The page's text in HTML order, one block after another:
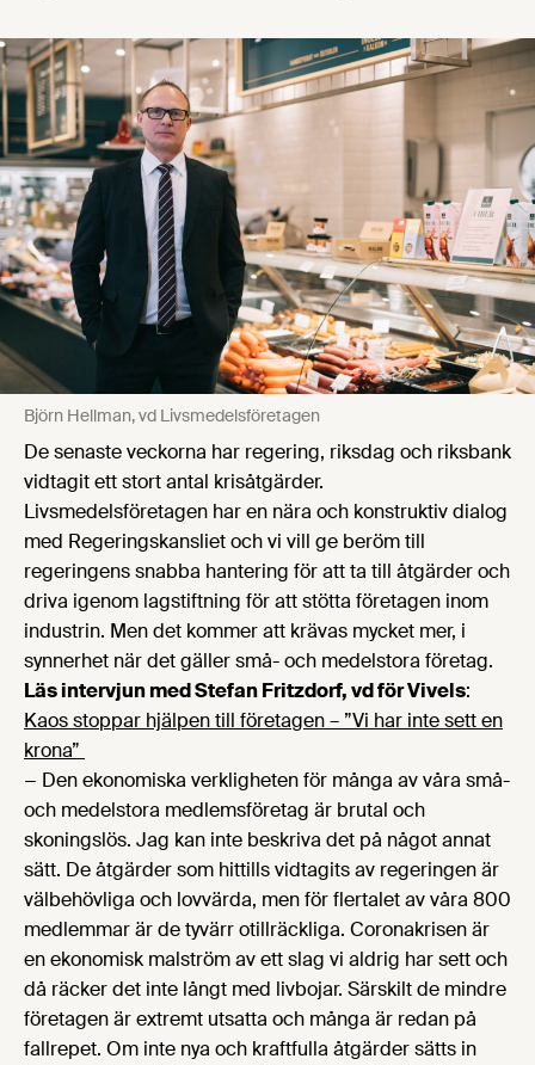
Björn Hellman, vd Livsmedelsföretagen
De senaste veckorna har regering, riksdag och riksbank
vidtagit ett stort antal krisåtgärder.
Livsmedelsföretagen har en nära och konstruktiv dialog
med Regeringskansliet och vi vill ge beröm till
regeringens snabba hantering för att ta till åtgärder och
driva igenom lagstiftning för att stötta företagen inom
industrin. Men det kommer att krävas mycket mer, i
synnerhet när det gäller små- och medelstora företag.
Läs intervjun med Stefan Fritzdorf, vd för Vivels:
Kaos stoppar hjälpen till företagen – ”Vi har inte sett en
krona”
− Den ekonomiska verkligheten för många av våra små-
och medelstora medlemsföretag är brutal och
skoningslös. Jag kan inte beskriva det på något annat
sätt. De åtgärder som hittills vidtagits av regeringen är
välbehövliga och lovvärda, men för flertalet av våra 800
medlemmar är de tyvärr otillräckliga. Coronakrisen är
en ekonomisk malström av ett slag vi aldrig har sett och
då räcker det inte långt med livbojar. Särskilt de mindre
företagen är extremt utsatta och många är redan på
fallrepet. Om inte nya och kraftfulla åtgärder sätts in